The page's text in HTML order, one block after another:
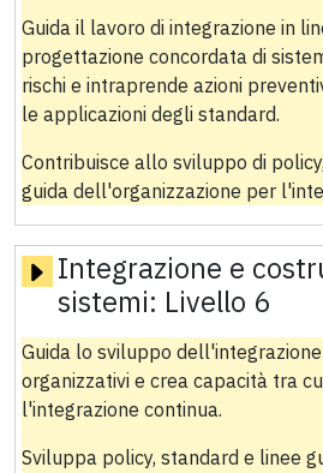
Guida il lavoro di integrazione in
progettazione concordata di
rischi e intraprende azioni
le applicazioni degli standard.
Contribuisce allo sviluppo di
guida dell'organizzazione per
Integrazione e
sistemi: Livello 6
Guida lo sviluppo
organizzativi e crea capacità tra
l'integrazione continua.
Sviluppa policy, standard e linee